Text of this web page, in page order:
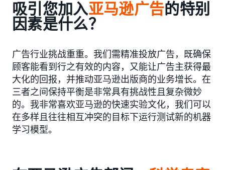
吸引您加入亚马逊广告的特别
因素是什么？
广告行业挑战重重。我们需精准投放广告，既确保
顾客能看到行之有效的内容，又能让广告主获得最
大化的回报，并推动亚马逊出版商的业务增长。在
三者之间保持平衡是非常具有挑战性且复杂微妙
的。我非常喜欢亚马逊的快速实验文化，我们可以
在多样且往往相互冲突的目标下运行测试新的机器
学习模型。